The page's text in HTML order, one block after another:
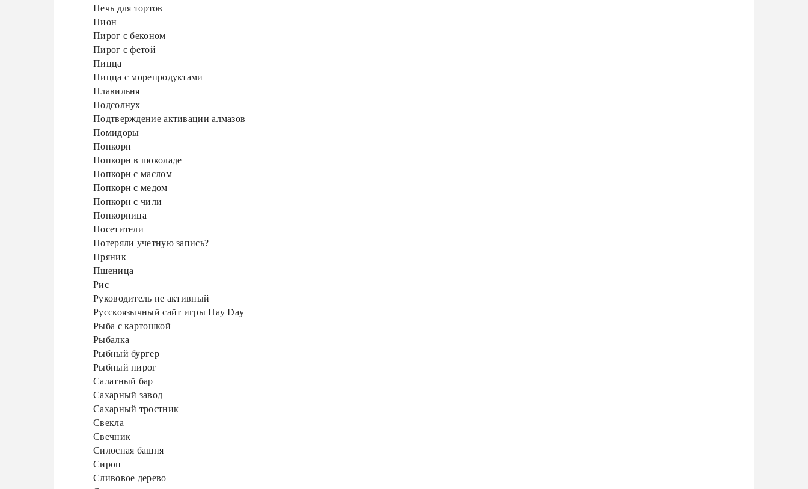
Печь для тортов
Пион
Пирог с беконом
Пирог с фетой
Пицца
Пицца с морепродуктами
Плавильня
Подсолнух
Подтверждение активации алмазов
Помидоры
Попкорн
Попкорн в шоколаде
Попкорн с маслом
Попкорн с медом
Попкорн с чили
Попкорница
Посетители
Потеряли учетную запись?
Пряник
Пшеница
Рис
Руководитель не активный
Русскоязычный сайт игры Hay Day
Рыба с картошкой
Рыбалка
Рыбный бургер
Рыбный пирог
Салатный бар
Сахарный завод
Сахарный тростник
Свекла
Свечник
Силосная башня
Сироп
Сливовое дерево